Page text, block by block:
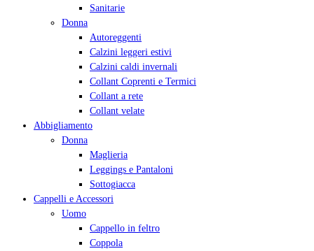
Sanitarie
Donna
Autoreggenti
Calzini leggeri estivi
Calzini caldi invernali
Collant Coprenti e Termici
Collant a rete
Collant velate
Abbigliamento
Donna
Maglieria
Leggings e Pantaloni
Sottogiacca
Cappelli e Accessori
Uomo
Cappello in feltro
Coppola